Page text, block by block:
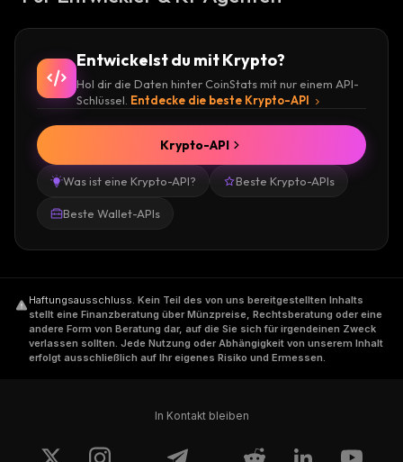
Entwickelst du mit Krypto?
Hol dir die Daten hinter CoinStats mit nur einem API-
Schlüssel. Entdecke die beste Krypto-API
Was ist eine Krypto-API? Beste Krypto-APIs
Beste Wallet-APIs
Krypto-API
Haftungsausschluss. Kein Teil des von uns bereitgestellten Inhalts
stellt eine Finanzberatung über Münzpreise, Rechtsberatung oder eine
andere Form von Beratung dar, auf die Sie sich für irgendeinen Zweck
verlassen sollten. Jede Nutzung oder Abhängigkeit von unserem Inhalt
erfolgt ausschließlich auf Ihr eigenes Risiko und Ermessen.
In Kontakt bleiben